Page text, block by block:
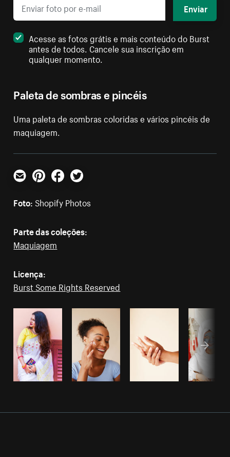
Paleta de sombras e pincéis
Uma paleta de sombras coloridas e vários pincéis de
maquiagem.
Enviar
Acesse as fotos grátis e mais conteúdo do Burst
antes de todos. Cancele sua inscrição em
qualquer momento.
E-mailPinterestFacebookTwitter
Foto: Shopify Photos
Parte das coleções:
Maquiagem
Licença:
Burst Some Rights Reserved